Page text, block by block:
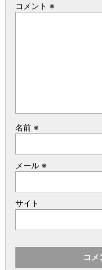
コメント ※
名前 ※
メール ※
サイト